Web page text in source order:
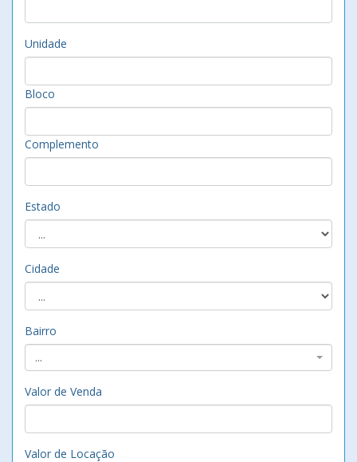
Unidade
Bloco
Complemento
Estado
Cidade
Bairro
...
Valor de Venda
Valor de Locação